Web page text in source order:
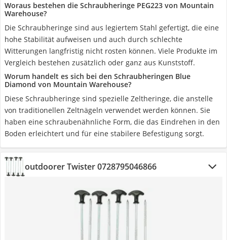
Woraus bestehen die Schraubheringe PEG223 von Mountain
Warehouse?
Die Schraubheringe sind aus legiertem Stahl gefertigt, die eine
hohe Stabilität aufweisen und auch durch schlechte
Witterungen langfristig nicht rosten können. Viele Produkte im
Vergleich bestehen zusätzlich oder ganz aus Kunststoff.
Worum handelt es sich bei den Schraubheringen Blue
Diamond von Mountain Warehouse?
Diese Schraubheringe sind spezielle Zeltheringe, die anstelle
von traditionellen Zeltnägeln verwendet werden können. Sie
haben eine schraubenähnliche Form, die das Eindrehen in den
Boden erleichtert und für eine stabilere Befestigung sorgt.
outdoorer Twister 0728795046866